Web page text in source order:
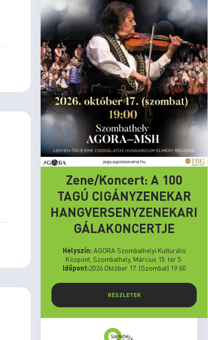
Zene/Koncert: A 100
TAGÚ CIGÁNYZENEKAR
HANGVERSENYZENEKARI
GÁLAKONCERTJE
Helyszín: AGORA Szombathelyi Kulturális
Központ, Szombathely, Március 15. tér 5.
Időpont:2026 Október 17. (Szombat) 19:00
RÉSZLETEK